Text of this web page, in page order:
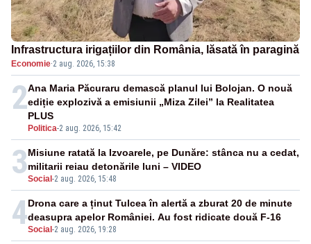
Infrastructura irigațiilor din România, lăsată în paragină
Economie·2 aug. 2026, 15:38
2
Politica-2 aug. 2026, 15:42
Ana Maria Păcuraru demască planul lui Bolojan. O nouă
ediție explozivă a emisiunii „Miza Zilei” la Realitatea
PLUS
3Social -2 aug. 2026, 15:48
Misiune ratată la Izvoarele, pe Dunăre: stânca nu a cedat,
militarii reiau detonările luni – VIDEO
4Social -2 aug. 2026, 19:28
Drona care a ținut Tulcea în alertă a zburat 20 de minute
deasupra apelor României. Au fost ridicate două F-16